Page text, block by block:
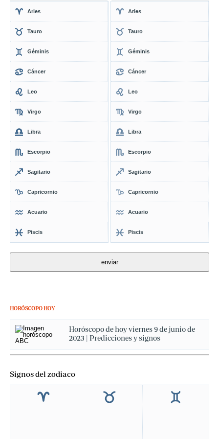
Aries
Tauro
Géminis
Cáncer
Leo
Virgo
Libra
Escorpio
Sagitario
Capricornio
Acuario
Piscis
Aries
Tauro
Géminis
Cáncer
Leo
Virgo
Libra
Escorpio
Sagitario
Capricornio
Acuario
Piscis
HORÓSCOPO HOY
Horóscopo de hoy viernes 9 de junio de
2023 | Predicciones y signos
Signos del zodiaco